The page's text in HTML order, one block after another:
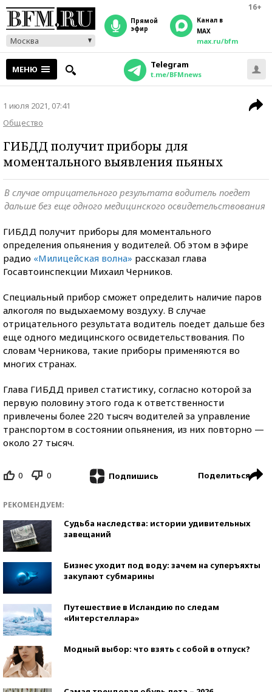
16+
Москва
прямой
эфир
Канал в
MAX
max.ru/bfm
МЕНЮ Telegram
t.me/BFMnews
1 июля 2021, 07:41
Общество
ГИБДД получит приборы для
моментального выявления пьяных
В случае отрицательного результата водитель поедет
дальше без еще одного медицинского освидетельствования
ГИБДД получит приборы для моментального
определения опьянения у водителей. Об этом в эфире
радио «Милицейская волна» рассказал глава
Госавтоинспекции Михаил Черников.
Специальный прибор сможет определить наличие паров
алкоголя по выдыхаемому воздуху. В случае
отрицательного результата водитель поедет дальше без
еще одного медицинского освидетельствования. По
словам Черникова, такие приборы применяются во
многих странах.
Глава ГИБДД привел статистику, согласно которой за
первую половину этого года к ответственности
привлечены более 220 тысяч водителей за управление
транспортом в состоянии опьянения, из них повторно —
около 27 тысяч.
0 0 Подпишись Поделиться
РЕКОМЕНДУЕМ:
Судьба наследства: истории удивительных
завещаний
Бизнес уходит под воду: зачем на суперъяхты
закупают субмарины
Путешествие в Исландию по следам
«Интерстеллара»
Модный выбор: что взять с собой в отпуск?